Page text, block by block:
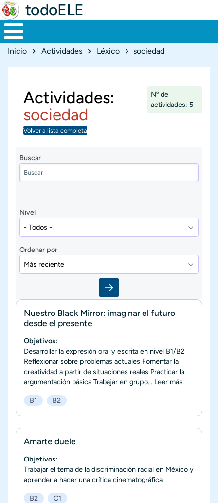
todoELE
Ruta de navegación
Inicio Actividades Léxico sociedad
Actividades:
sociedad
Nº de
actividades: 5
Volver a lista completa
Buscar
Nivel
Ordenar por
Nuestro Black Mirror: imaginar el futuro
desde el presente
Objetivos:
Desarrollar la expresión oral y escrita en nivel B1/B2
Reflexionar sobre problemas actuales Fomentar la
creatividad a partir de situaciones reales Practicar la
argumentación básica Trabajar en grupo... Leer más
B1 B2
Amarte duele
Objetivos:
Trabajar el tema de la discriminación racial en México y
aprender a hacer una crítica cinematográfica.
B2 C1